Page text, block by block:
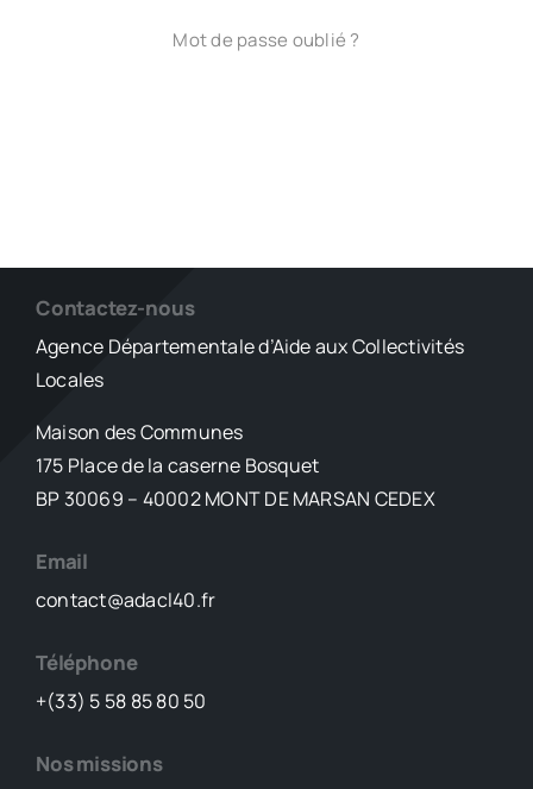
Mot de passe oublié ?
Contactez-nous
Agence Départementale d’Aide aux Collectivités
Locales
Maison des Communes
175 Place de la caserne Bosquet
BP 30069 – 40002 MONT DE MARSAN CEDEX
Email
contact@adacl40.fr
Téléphone
+(33) 5 58 85 80 50
Nos missions